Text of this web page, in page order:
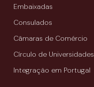
Embaixadas
Consulados
Câmaras de Comércio
Círculo de Universidades
Integração em Portugal